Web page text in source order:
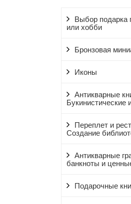
Выбор подарка
или хобби
Бронзовая
Иконы
Антикварные
Букинистические
Переплет и
Создание
Антикварные
банкноты и
Подарочные